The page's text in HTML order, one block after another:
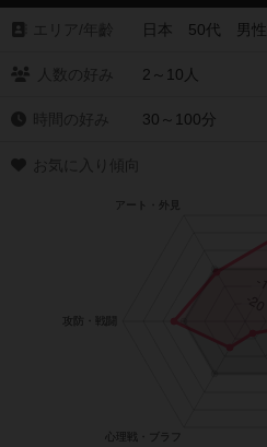
エリア/年齡 日本 50代 男性
人数の好み 2～10人
時間の好み 30～100分
お気に入り傾向